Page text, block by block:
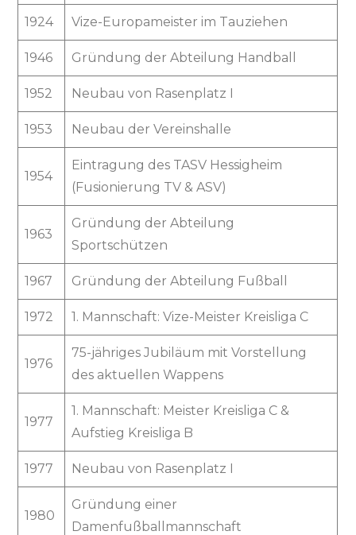
1924 Vize-Europameister im Tauziehen
1946 Gründung der Abteilung Handball
1952 Neubau von Rasenplatz I
1953 Neubau der Vereinshalle
1954
Eintragung des TASV Hessigheim
(Fusionierung TV & ASV)
1963
Gründung der Abteilung
Sportschützen
1967 Gründung der Abteilung Fußball
1972 1. Mannschaft: Vize-Meister Kreisliga C
1976
75-jähriges Jubiläum mit Vorstellung
des aktuellen Wappens
1977
1. Mannschaft: Meister Kreisliga C &
Aufstieg Kreisliga B
1977 Neubau von Rasenplatz I
1980
Gründung einer
Damenfußballmannschaft